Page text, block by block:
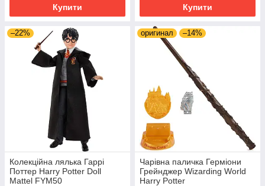
Купити Купити
–22%
Колекційна лялька Гаррі
Поттер Harry Potter Doll
Mattel FYM50
оригинал –14%
Чарівна паличка Герміони
Грейнджер Wizarding World
Harry Potter